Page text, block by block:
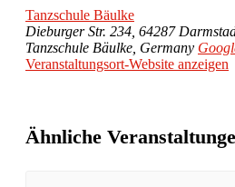
Tanzschule Bäulke
Dieburger Str. 234, 64287
Tanzschule Bäulke Germany
Veranstaltungsort-Website anzeigen
Ähnliche